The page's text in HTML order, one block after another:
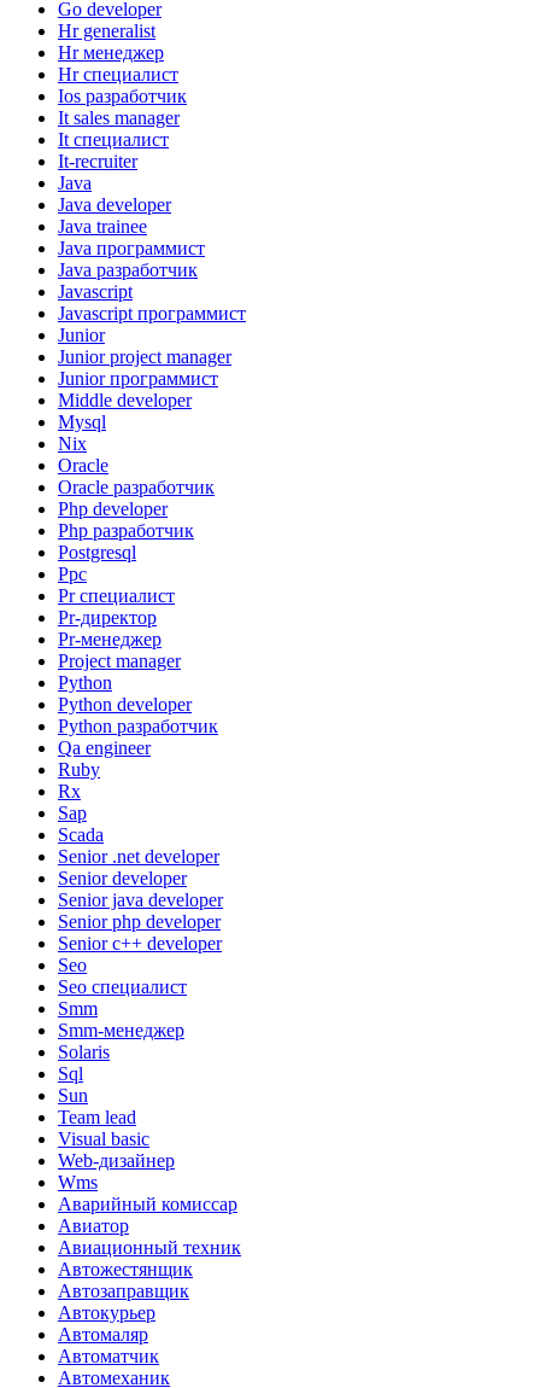
Go developer
Hr generalist
Hr менеджер
Hr специалист
Ios разработчик
It sales manager
It специалист
It-recruiter
Java
Java developer
Java trainee
Java программист
Java разработчик
Javascript
Javascript программист
Junior
Junior project manager
Junior программист
Middle developer
Mysql
Nix
Oracle
Oracle разработчик
Php developer
Php разработчик
Postgresql
Ppc
Pr специалист
Pr-директор
Pr-менеджер
Project manager
Python
Python developer
Python разработчик
Qa engineer
Ruby
Rx
Sap
Scada
Senior .net developer
Senior developer
Senior java developer
Senior php developer
Senior с++ developer
Seo
Seo специалист
Smm
Smm-менеджер
Solaris
Sql
Sun
Team lead
Visual basic
Web-дизайнер
Wms
Аварийный комиссар
Авиатор
Авиационный техник
Автожестянщик
Автозаправщик
Автокурьер
Автомаляр
Автоматчик
Автомеханик